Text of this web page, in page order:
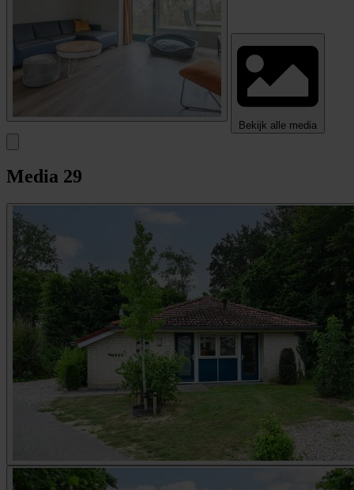
Bekijk alle media
Media 29